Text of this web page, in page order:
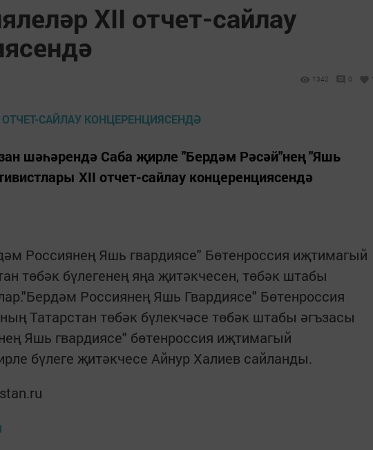
XII отчет-сайлау
1342 0
шәһәрендә Саба җирле "Бердәм Рәсәй"нең "Яшь
XII отчет-сайлау концеренциясендә
Россиянең Яшь гвардиясе" Бөтенроссия иҗтимагый
төбәк бүлегенең яңа җитәкчесен, төбәк штабы
Россиянең Яшь Гвардиясе" Бөтенроссия
Татарстан төбәк бүлекчәсе төбәк штабы әгъзасы
Яшь гвардиясе" бөтенроссия иҗтимагый
бүлеге җитәкчесе Айнур Халиев сайланды.